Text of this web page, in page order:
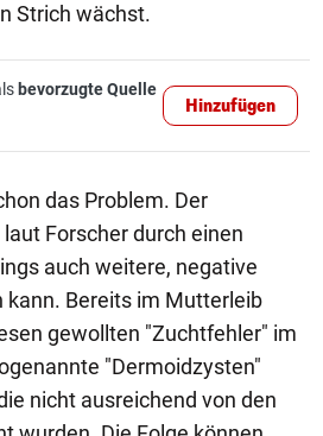
Strich wächst.
bevorzugte Quelle
Hinzufügen
das Problem. Der
Forscher durch einen
auch weitere, negative
kann. Bereits im Mutterleib
gewollten "Zuchtfehler" im
"Dermoidzysten"
nicht ausreichend von den